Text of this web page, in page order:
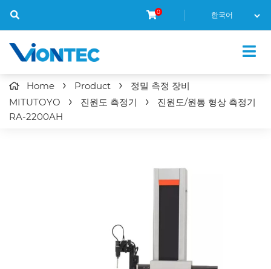
0
Home Product
정밀 측정 장비
MITUTOYO
진원도 측정기 진원도/원통 형상 측정기
RA-2200AH